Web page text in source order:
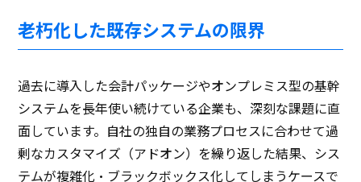
老朽化した既存システムの限界
過去に導入した会計パッケージやオンプレミス型の基幹
システムを長年使い続けている企業も、深刻な課題に直
面しています。自社の独自の業務プロセスに合わせて過
剰なカスタマイズ（アドオン）を繰り返した結果、シス
テムが複雑化・ブラックボックス化してしまうケースで